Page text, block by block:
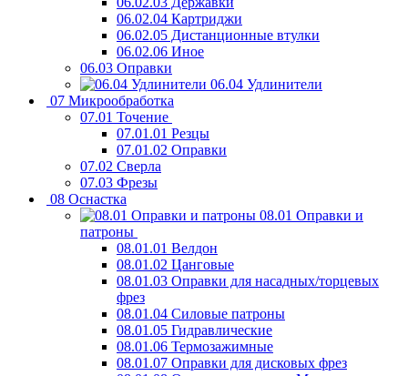
06.02.04 Картриджи
06.02.05 Дистанционные втулки
06.02.06 Иное
06.03 Оправки
06.04 Удлинители
07 Микрообработка
07.01 Точение
07.01.01 Резцы
07.01.02 Оправки
07.02 Сверла
07.03 Фрезы
08 Оснастка
08.01 Оправки и
патроны
08.01.01 Велдон
08.01.02 Цанговые
08.01.03 Оправки для насадных/торцевых
фрез
08.01.04 Силовые патроны
08.01.05 Гидравлические
08.01.06 Термозажимные
08.01.07 Оправки для дисковых фрез